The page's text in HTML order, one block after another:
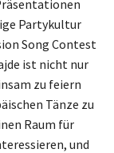
Partykultur
Song Contest
ist nicht nur
zu feiern
Tänze zu
Raum für
und